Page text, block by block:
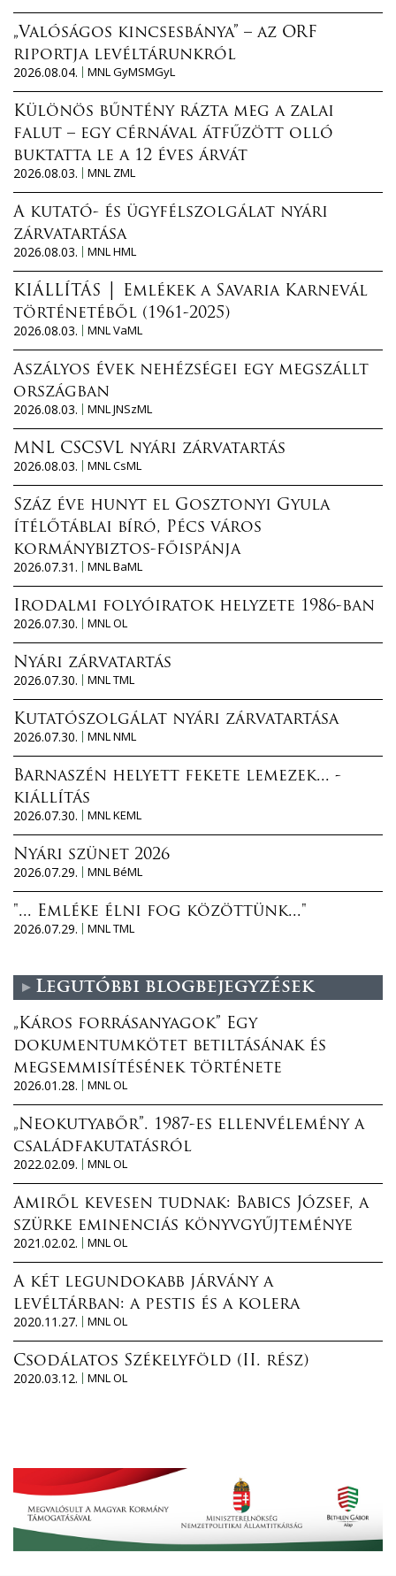
„Valóságos kincsesbánya” – az ORF
riportja levéltárunkról
2026.08.04.
MNL GyMSMGyL
Különös bűntény rázta meg a zalai
falut – egy cérnával átfűzött olló
buktatta le a 12 éves árvát
2026.08.03.
MNL ZML
A kutató- és ügyfélszolgálat nyári
zárvatartása
2026.08.03.
MNL HML
KIÁLLÍTÁS │ Emlékek a Savaria Karnevál
történetéből (1961-2025)
2026.08.03.
MNL VaML
Aszályos évek nehézségei egy megszállt
országban
2026.08.03.
MNL JNSzML
MNL CSCSVL nyári zárvatartás
2026.08.03.
MNL CsML
Száz éve hunyt el Gosztonyi Gyula
ítélőtáblai bíró, Pécs város
kormánybiztos-főispánja
2026.07.31.
MNL BaML
Irodalmi folyóiratok helyzete 1986-ban
2026.07.30.
MNL OL
Nyári zárvatartás
2026.07.30.
MNL TML
Kutatószolgálat nyári zárvatartása
2026.07.30.
MNL NML
Barnaszén helyett fekete lemezek... -
kiállítás
2026.07.30.
MNL KEML
Nyári szünet 2026
2026.07.29.
MNL BéML
"... Emléke élni fog közöttünk..."
2026.07.29.
MNL TML
Legutóbbi blogbejegyzések
„Káros forrásanyagok” Egy
dokumentumkötet betiltásának és
megsemmisítésének története
2026.01.28.
MNL OL
„Neokutyabőr”. 1987-es ellenvélemény a
családfakutatásról
2022.02.09.
MNL OL
Amiről kevesen tudnak: Babics József, a
szürke eminenciás könyvgyűjteménye
2021.02.02.
MNL OL
A két legundokabb járvány a
levéltárban: a pestis és a kolera
2020.11.27.
MNL OL
Csodálatos Székelyföld (II. rész)
2020.03.12.
MNL OL